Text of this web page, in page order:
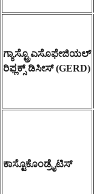
ಗ್ಯಾಸ್ಟ್ರೊಎಸೊಫೇಜಿಯಲ್
ರಿಫ್ಲಕ್ಸ್ ಡಿಸೀಸ್ (GERD)
ಕಾಸ್ಟೊಕೊಂಡ್ರೈಟಿಸ್